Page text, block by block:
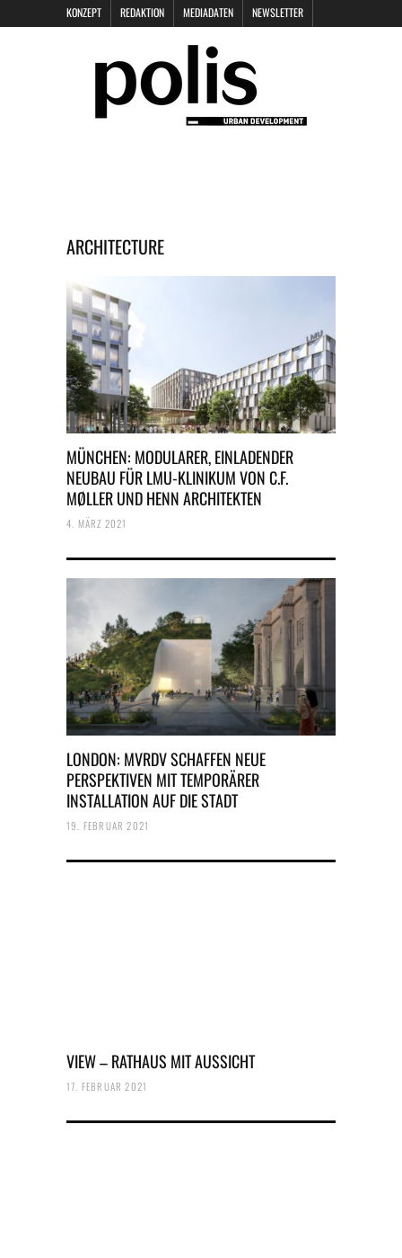
KONZEPT REDAKTION MEDIADATEN NEWSLETTER
DATENSCHUTZ
ARCHITECTURE
MÜNCHEN: MODULARER, EINLADENDER
NEUBAU FÜR LMU-KLINIKUM VON C.F.
MØLLER UND HENN ARCHITEKTEN
4. MÄRZ 2021
LONDON: MVRDV SCHAFFEN NEUE
PERSPEKTIVEN MIT TEMPORÄRER
INSTALLATION AUF DIE STADT
19. FEBRUAR 2021
VIEW – RATHAUS MIT AUSSICHT
17. FEBRUAR 2021